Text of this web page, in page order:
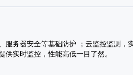
服务器安全等基础防护 ；云监控监测
供实时监控，性能高低一目了然。